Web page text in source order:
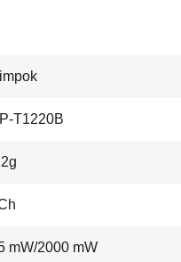
T1220B
mW/2000 mW